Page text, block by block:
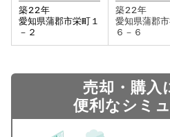
築22年
愛知県蒲郡市栄町１
－２
築22年
愛知県蒲郡
６－６
売却・購入
便利なシミ